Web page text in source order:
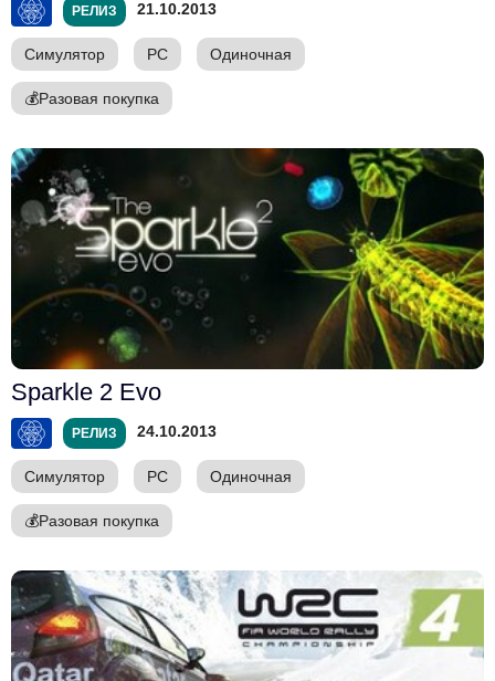
РЕЛИЗ 21.10.2013
Симулятор PC Одиночная
💰Разовая покупка
Sparkle 2 Evo
РЕЛИЗ 24.10.2013
Симулятор PC Одиночная
💰Разовая покупка